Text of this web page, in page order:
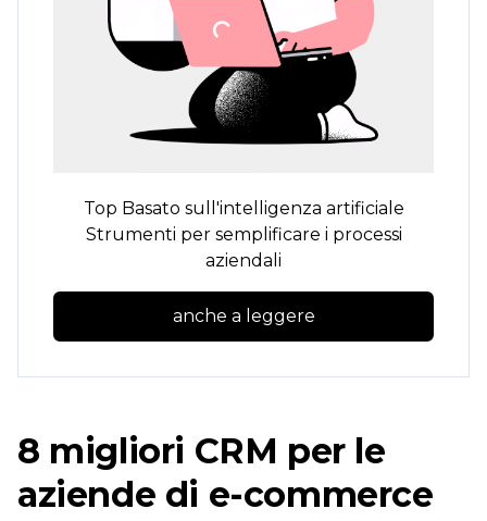
Top Basato sull'intelligenza artificiale
Strumenti per semplificare i processi
aziendali
anche a leggere
8 migliori CRM per le
aziende di e-commerce